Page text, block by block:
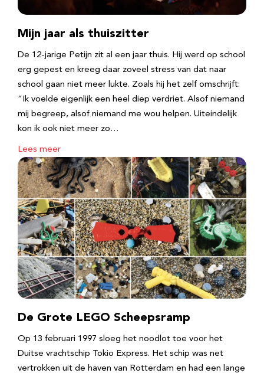
Mijn jaar als thuiszitter
De 12-jarige Petijn zit al een jaar thuis. Hij werd op school
erg gepest en kreeg daar zoveel stress van dat naar
school gaan niet meer lukte. Zoals hij het zelf omschrijft:
“Ik voelde eigenlijk een heel diep verdriet. Alsof niemand
mij begreep, alsof niemand me wou helpen. Uiteindelijk
kon ik ook niet meer zo…
Lees meer
De Grote LEGO Scheepsramp
Op 13 februari 1997 sloeg het noodlot toe voor het
Duitse vrachtschip Tokio Express. Het schip was net
vertrokken uit de haven van Rotterdam en had een lange